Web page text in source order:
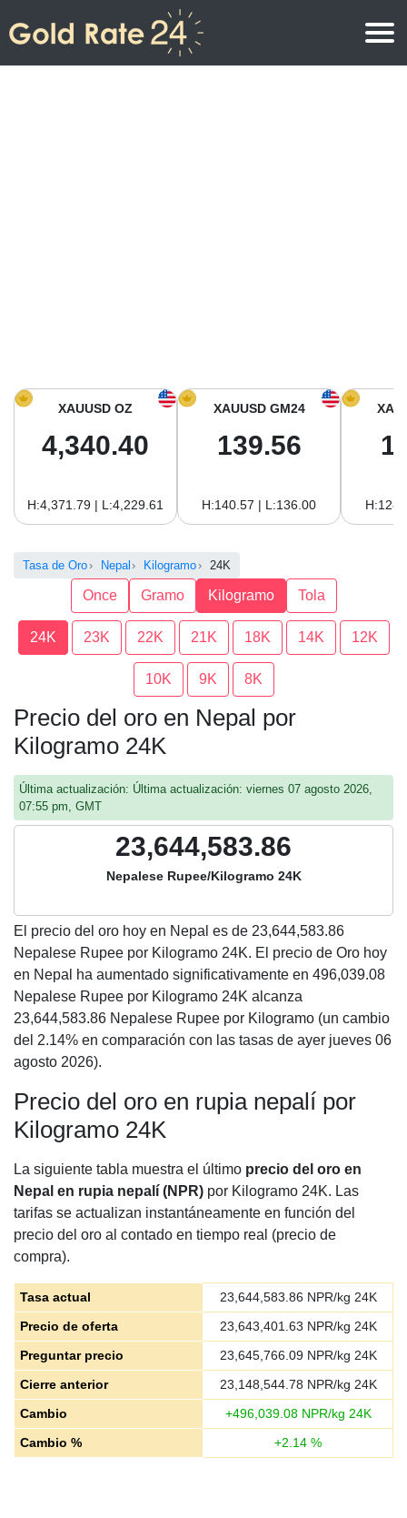
Precio del Oro hoy en América del sur
XAUUSD OZ
4,340.40
H:4,371.79 | L:4,229.61
XAUUSD GM24
139.56
H:140.57 | L:136.00
Tasa de Oro Nepal Kilogramo 24K
Once Gramo Kilogramo Tola
24K 23K 22K 21K 18K 14K 12K
10K 9K 8K
Precio del oro en Nepal por
Kilogramo 24K
Última actualización: Última actualización: viernes 07 agosto 2026,
07:55 pm, GMT
23,644,583.86
Nepalese Rupee/Kilogramo 24K
El precio del oro hoy en Nepal es de 23,644,583.86
Nepalese Rupee por Kilogramo 24K. El precio de Oro hoy
en Nepal ha aumentado significativamente en 496,039.08
Nepalese Rupee por Kilogramo 24K alcanza
23,644,583.86 Nepalese Rupee por Kilogramo (un cambio
del 2.14% en comparación con las tasas de ayer jueves 06
agosto 2026).
Precio del oro en rupia nepalí por
Kilogramo 24K
La siguiente tabla muestra el último precio del oro en
Nepal en rupia nepalí (NPR) por Kilogramo 24K. Las
tarifas se actualizan instantáneamente en función del
precio del oro al contado en tiempo real (precio de
compra).
Tasa actual 23,644,583.86 NPR/kg 24K
Precio de oferta
23,643,401.63 NPR/kg 24K
Preguntar precio
23,645,766.09NPR/kg 24K
Cierre anterior
23,148,544.78 NPR/kg 24K
Cambio
+496,039.08NPR/kg 24K
Cambio %
+2.14 %